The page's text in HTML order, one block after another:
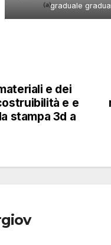
graduale
e dei
e e
stampa 3d a